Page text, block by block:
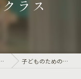
ラス
越久美子バレエアカデミー 子どものためのクラス